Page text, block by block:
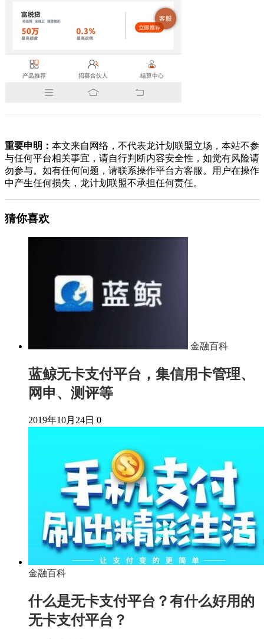
重要申明： 本文来自网络，不代表龙计划联盟立场，本站不参
与任何平台相关事宜，请自行判断内容安全性，如觉有风险请
勿参与。如有任何问题，请联系操作平台方客服。用户在操作
中产生任何损失，龙计划联盟不承担任何责任。
猜你喜欢
金融百科
蓝鲸无卡支付平台，集信用卡管理、
网申、测评等
2019年10月24日 0
金融百科
什么是无卡支付平台？有什么好用的
无卡支付平台？